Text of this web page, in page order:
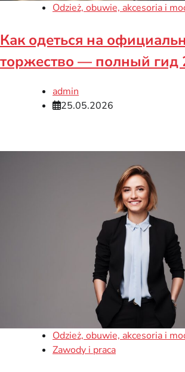
Odzież, obuwie, akcesoria i
Как одеться на
торжество — полный гид
admin
25.05.2026
Odzież, obuwie, akcesoria i
Zawody i praca